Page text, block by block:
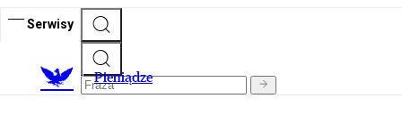
Serwisy
Pieniądze